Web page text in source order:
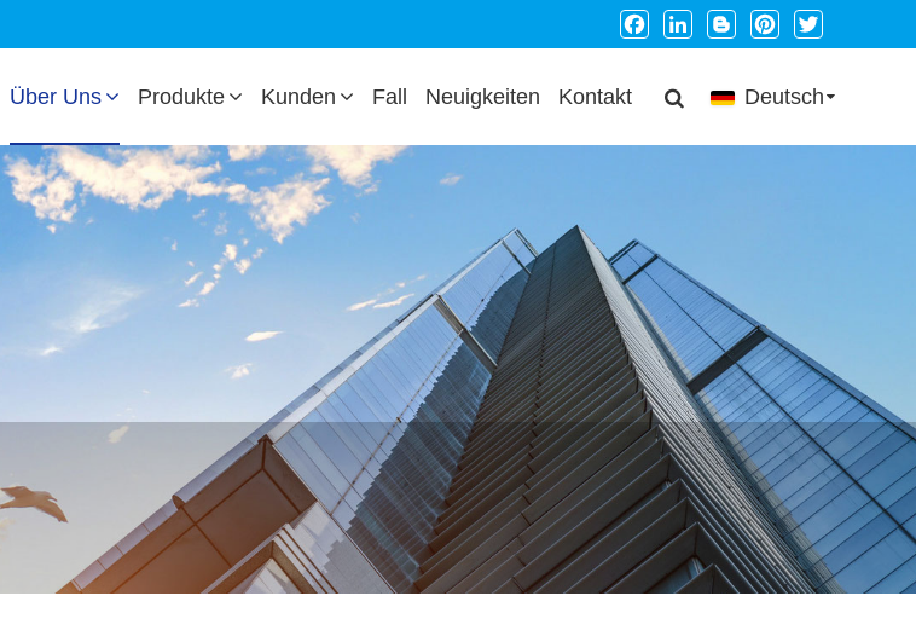
Facebook
LinkedInBloggerPinterestTwitter
Über Uns Produkte Kunden Fall Neuigkeiten Kontakt Deutsch